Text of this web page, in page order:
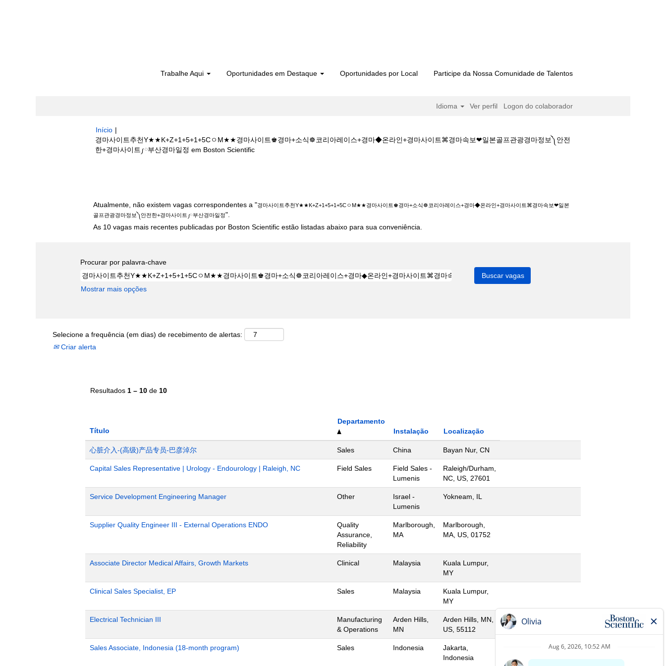
Trabalhe Aqui Oportunidades em Destaque Oportunidades por Local Participe da Nossa Comunidade de Talentos
Idioma Ver perfil Logon do colaborador
Início |
경마사이트추천Y★★K+Z+1+5+1+5CㅇM★★경마사이트♚경마+소식☸코리아레이스+경마◆온라인+경마사이트⌘경마속보❤일본골프관광경마정보༽안전
한+경마사이트༿부산경마일정 em Boston Scientific(página
Atualmente, não existem vagas correspondentes a "경마사이트추천Y★★K+Z+1+5+1+5CㅇM★★경마사이트♚경마+소식☸코리아레이스+경마◆온라인+경마사이트⌘경마속보❤일본
골프관광경마정보༽안전한+경마사이트༿부산경마일정".
As 10 vagas mais recentes publicadas por Boston Scientific estão listadas abaixo para sua conveniência.
Procurar por palavra-chave
Mostrar mais opções
Selecione a frequência (em dias) de recebimento de alertas:
Criar alerta
Resultados 1 – 10 de 10
Título
Departamento
Instalação
Localização
心脏介入-(高级)产品专员-巴彦淖尔 Sales China Bayan Nur, CN
Capital Sales Representative | Urology - Endourology | Raleigh, NC Field Sales
Field Sales -
Lumenis
Raleigh/Durham,
NC, US, 27601
Service Development Engineering Manager Other
Israel -
Lumenis
Yokneam, IL
Supplier Quality Engineer III - External Operations ENDO
Quality
Assurance,
Reliability
Marlborough,
MA
Marlborough,
MA, US, 01752
Associate Director Medical Affairs, Growth Markets Clinical Malaysia
Kuala Lumpur,
MY
Clinical Sales Specialist, EP Sales Malaysia
Kuala Lumpur,
MY
Electrical Technician III
Manufacturing
& Operations
Arden Hills,
MN
Arden Hills, MN,
US, 55112
Sales Associate, Indonesia (18-month program) Sales Indonesia
Jakarta,
Indonesia